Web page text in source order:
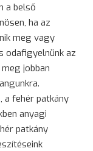
a belső
ha az
meg vagy
odafigyelnünk az
jobban
a fehér patkány
anyagi
patkány